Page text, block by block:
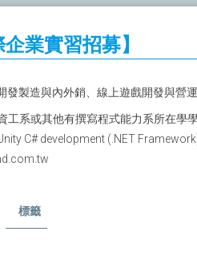
業實習招募】
發製造與內外銷、線上遊戲開發與營
工系或其他有撰寫程式能力系所在學
C# development (.NET
標籤